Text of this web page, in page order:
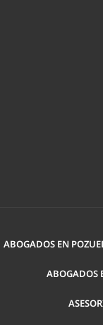
ABOGADOS EN
ABOGADOS